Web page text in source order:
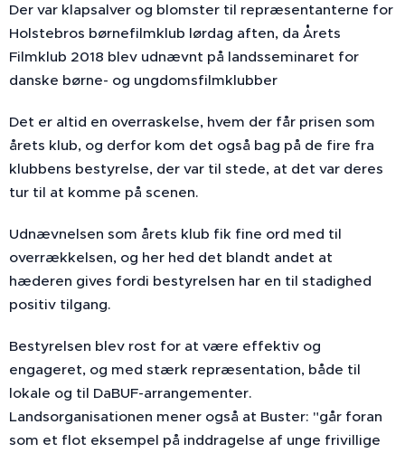
Der var klapsalver og blomster til repræsentanterne for
Holstebros børnefilmklub lørdag aften, da Årets
Filmklub 2018 blev udnævnt på landsseminaret for
danske børne- og ungdomsfilmklubber
Det er altid en overraskelse, hvem der får prisen som
årets klub, og derfor kom det også bag på de fire fra
klubbens bestyrelse, der var til stede, at det var deres
tur til at komme på scenen.
Udnævnelsen som årets klub fik fine ord med til
overrækkelsen, og her hed det blandt andet at
hæderen gives fordi bestyrelsen har en til stadighed
positiv tilgang.
Bestyrelsen blev rost for at være effektiv og
engageret, og med stærk repræsentation, både til
lokale og til DaBUF-arrangementer.
Landsorganisationen mener også at Buster: "går foran
som et flot eksempel på inddragelse af unge frivillige